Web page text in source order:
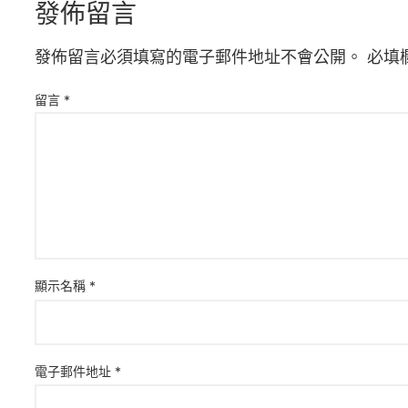
發佈留言
發佈留言必須填寫的電子郵件地址不會公開。 必填
留言 *
顯示名稱 *
電子郵件地址 *